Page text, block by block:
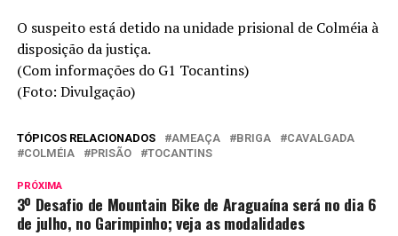
O suspeito está detido na unidade prisional de Colméia à
disposição da justiça.
(Com informações do G1 Tocantins)
(Foto: Divulgação)
TÓPICOS RELACIONADOS AMEAÇA BRIGA
CAVALGADA
COLMÉIA
PRISÃO TOCANTINS
PRÓXIMA
3º Desafio de Mountain Bike de Araguaína será no dia 6
de julho, no Garimpinho; veja as modalidades